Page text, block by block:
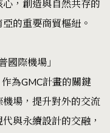
，創造與自然共存的
的重要商貿樞紐。
際機場」
為GMC計畫的關鍵
場，提升對外的交流
與永續設計的交融，